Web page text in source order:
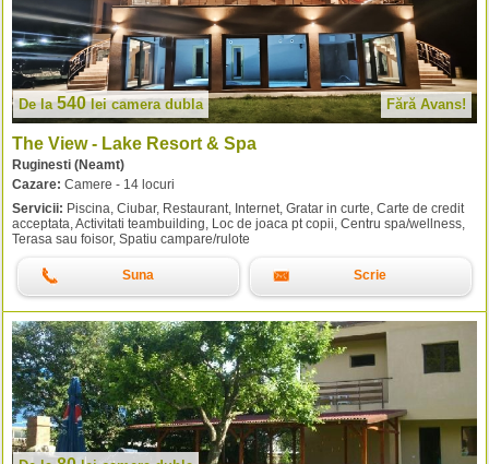
De la540leicamera dubla Fără Avans!
The View - Lake Resort & Spa
Ruginesti (Neamt)
Cazare: Camere - 14 locuri
Servicii: Piscina, Ciubar, Restaurant, Internet, Gratar in curte, Carte de credit
acceptata, Activitati teambuilding, Loc de joaca pt copii, Centru spa/wellness,
Terasa sau foisor, Spatiu campare/rulote
Suna Scrie